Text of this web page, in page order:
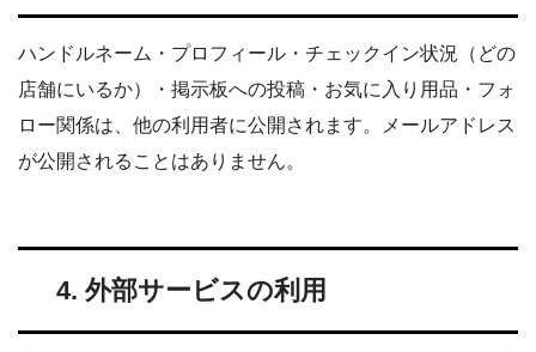
ハンドルネーム・プロフィール・チェックイン状況（どの
店舗にいるか）・掲示板への投稿・お気に入り用品・フォ
ロー関係は、他の利用者に公開されます。メールアドレス
が公開されることはありません。
4. 外部サービスの利用